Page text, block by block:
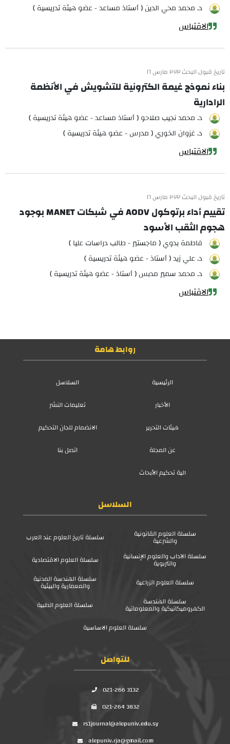
د. محمد محي الدين ( أستاذ مساعد - عضو هيئة تدريسية )
الاقتباس
تاريخ قبول البحث ٢٠٢٢ مارس ١٦
بناء نموذج غيمة الكترونية للتشويش في الأنظمة
الرادارية
د. محمد نجيب صلاحو ( أستاذ مساعد - عضو هيئة تدريسية )
د. غزوان الخوري ( مدرس - عضو هيئة تدريسية )
الاقتباس
تاريخ قبول البحث ٢٠٢٢ مارس ١٦
تقييم أداء برتوكول AODV في شبكات MANET بوجود
هجوم الثقب الأسود
فاطمة بدوي ( ماجستير - طالب دراسات عليا )
د. علي زيد ( أستاذ - عضو هيئة تدريسية )
د. محمد سمير مدبس ( أستاذ - عضو هيئة تدريسية )
الاقتباس
روابط هامة
الرئيسية
السلاسل
الأخبار
تعليمات النشر
هيئات التحرير
الانضمام للجان التحكيم
عن المجلة
اتصل بنا
آلية تحكيم الأبحاث
السلاسل
سلسلة العلوم القانونية
والشرعية
سلسلة تاريخ العلوم عند العرب
سلسلة الآداب والعلوم الإنسانية
والتربوية
سلسلة العلوم الاقتصادية
سلسلة العلوم الزراعية
سلسلة الهندسة المدنية
والمعمارية والبيئية
سلسلة الهندسة
الكهروميكانيكية والمعلوماتية
سلسلة العلوم الطبية
سلسلة العلوم الاساسية
للتواصل
021-266 3132
021-264 3832
rs1journal@alepuniv.edu.sy
alepuniv.rja@gmail.com